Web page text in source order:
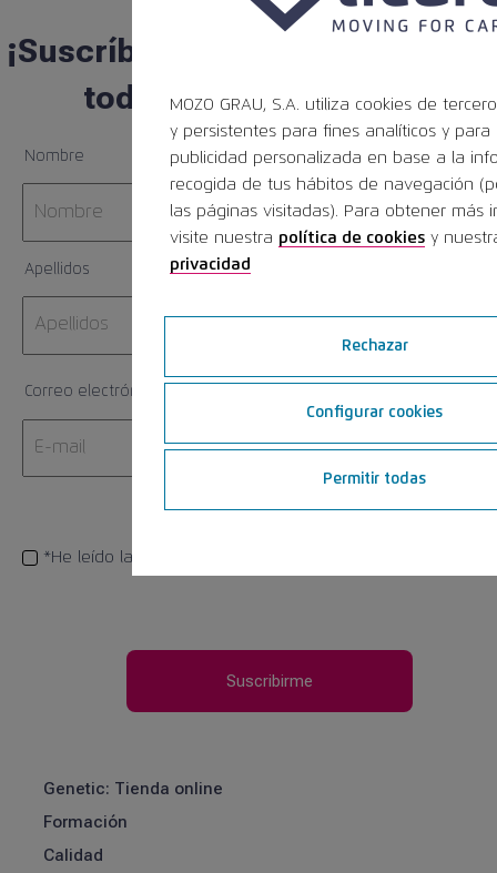
¡Suscríbete para estar al día de
todas las novedades!
Nombre
Apellidos
Correo electrónico
*He leído la
Genetic: Tienda online
Formación
Calidad
MOZO GRAU, S.A. utiliza cookies de
y persistentes para fines analíticos y para
publicidad personalizada en base a la
recogida de tus hábitos de navegación
las páginas visitadas). Para obtener más
visite nuestra política de cookiesy
privacidad
Rechazar
Configurar cookies
Permitir todas